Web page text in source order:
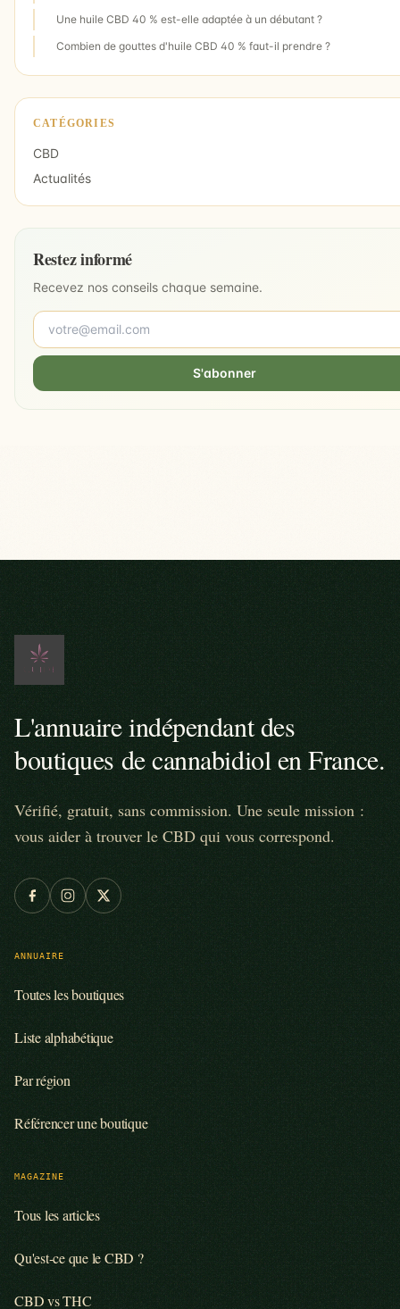
Une huile CBD 40 % est-elle adaptée à un débutant ?
Combien de gouttes d'huile CBD 40 % faut-il prendre ?
CATÉGORIES
CBD
Actualités
Restez informé
Recevez nos conseils chaque semaine.
S'abonner
L'annuaire indépendant des
boutiques de cannabidiol en France.
Vérifié, gratuit, sans commission. Une seule mission :
vous aider à trouver le CBD qui vous correspond.
ANNUAIRE
Toutes les boutiques
Liste alphabétique
Par région
Référencer une boutique
MAGAZINE
Tous les articles
Qu'est-ce que le CBD ?
CBD vs THC